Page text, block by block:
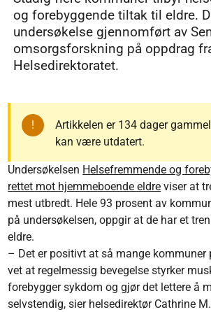
og forebyggende tiltak til eldre.
undersøkelse gjennomført av
omsorgsforskning på oppdrag
Helsedirektoratet.
Artikkelen er 134 dager
kan være utdatert.
Undersøkelsen Helsefremmende og
rettet mot hjemmeboende eldre viser at
mest utbredt. Hele 93 prosent av
på undersøkelsen, oppgir at de har et
eldre.
– Det er positivt at så mange kommuner
vet at regelmessig bevegelse styrker
forebygger sykdom og gjør det lettere å
selvstendig, sier helsedirektør Cathrine